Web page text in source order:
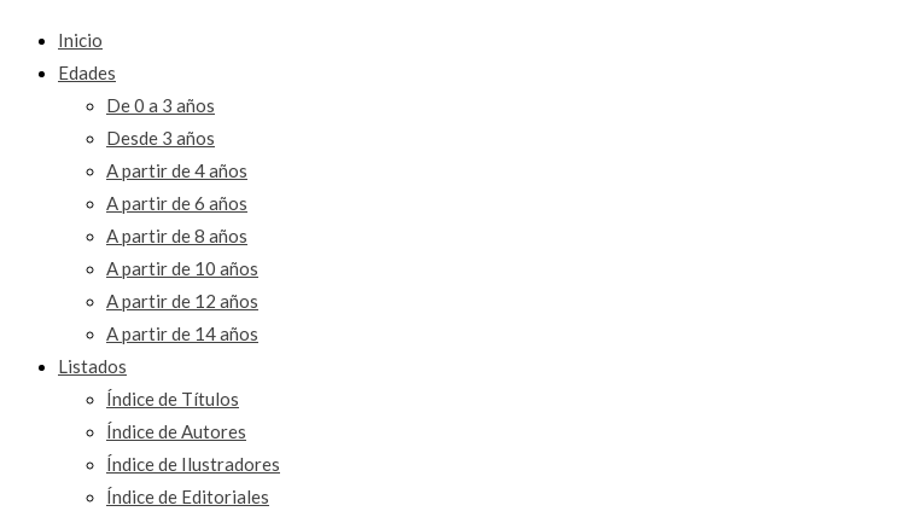
Inicio
Edades
De 0 a 3 años
Desde 3 años
A partir de 4 años
A partir de 6 años
A partir de 8 años
A partir de 10 años
A partir de 12 años
A partir de 14 años
Listados
Índice de Títulos
Índice de Autores
Índice de Ilustradores
Índice de Editoriales